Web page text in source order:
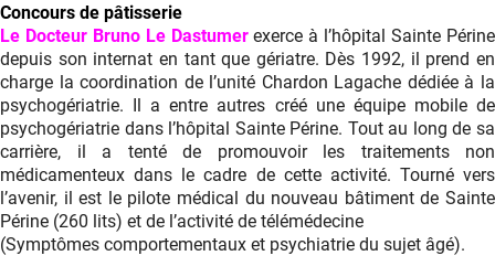
Concours de pâtisserie
Le Docteur Bruno Le Dastumerexerce à l’hôpital Sainte Périne
depuis son internat en tant que gériatre. Dès 1992, il prend en
charge la coordination de l’unité Chardon Lagache dédiée à la
psychogériatrie. Il a entre autres créé une équipe mobile de
psychogériatrie dans l’hôpital Sainte Périne. Tout au long de sa
carrière, il a tenté de promouvoir les traitements non
médicamenteux dans le cadre de cette activité. Tourné vers
l’avenir, il est le pilote médical du nouveau bâtiment de Sainte
Périne (260 lits) et de l’activité de télémédecine
(Symptômes comportementaux et psychiatrie du sujet âgé).